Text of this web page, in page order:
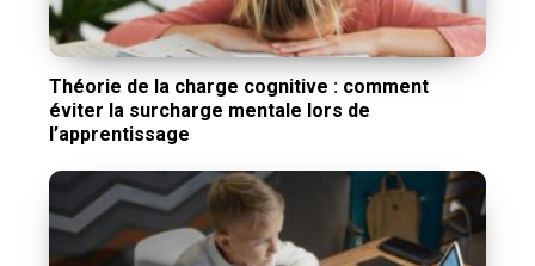
Théorie de la charge cognitive : comment
éviter la surcharge mentale lors de
l’apprentissage